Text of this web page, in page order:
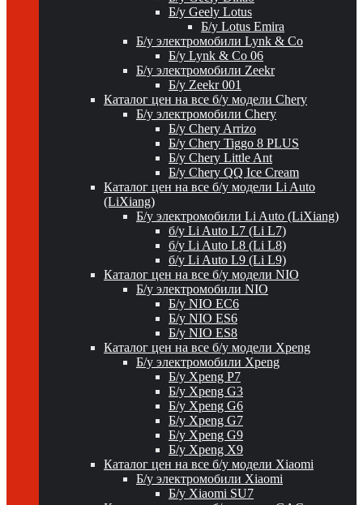
Б/у Geely Lotus
Б/у Lotus Emira
Б/у электромобили Lynk & Co
Б/у Lynk & Co 06
Б/у электромобили Zeekr
Б/у Zeekr 001
Каталог цен на все б/у модели Chery
Б/у электромобили Chery
Б/у Chery Arrizo
Б/у Chery Tiggo 8 PLUS
Б/у Chery Little Ant
Б/у Chery QQ Ice Cream
Каталог цен на все б/у модели Li Auto
(LiXiang)
Б/у электромобили Li Auto (LiXiang)
б/у Li Auto L7 (Li L7)
б/у Li Auto L8 (Li L8)
б/у Li Auto L9 (Li L9)
Каталог цен на все б/у модели NIO
Б/у электромобили NIO
Б/у NIO EC6
Б/у NIO ES6
Б/у NIO ES8
Каталог цен на все б/у модели Xpeng
Б/у электромобили Xpeng
Б/у Xpeng P7
Б/у Xpeng G3
Б/у Xpeng G6
Б/у Xpeng G7
Б/у Xpeng G9
Б/у Xpeng X9
Каталог цен на все б/у модели Xiaomi
Б/у электромобили Xiaomi
Б/у Xiaomi SU7